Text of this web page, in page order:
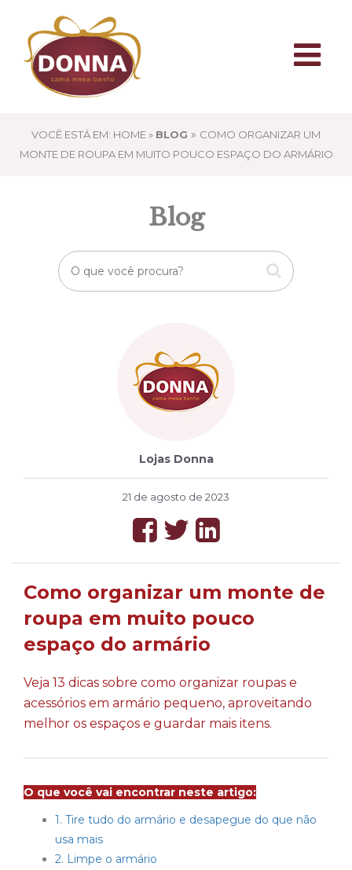
VOCÊ ESTÁ EM: HOME » BLOG » COMO ORGANIZAR UM
MONTE DE ROUPA EM MUITO POUCO ESPAÇO DO ARMÁRIO
Blog
Lojas Donna
21 de agosto de 2023
Como organizar um monte de
roupa em muito pouco
espaço do armário
Veja 13 dicas sobre como organizar roupas e
acessórios em armário pequeno, aproveitando
melhor os espaços e guardar mais itens.
O que você vai encontrar neste artigo:
1. Tire tudo do armário e desapegue do que não
usa mais
2. Limpe o armário